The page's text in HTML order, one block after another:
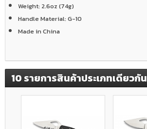
Weight: 2.6oz (74g)
Handle Material: G-10
Made in China
10 รายการสินค้าประเภทเดียวกัน